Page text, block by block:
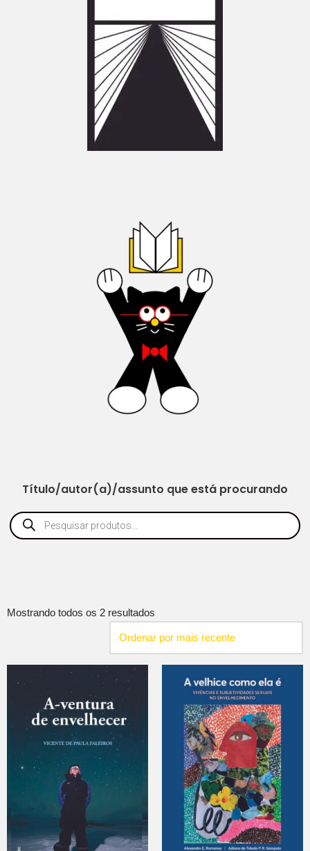
Título/autor(a)/assunto que está procurando
Mostrando todos os 2 resultados